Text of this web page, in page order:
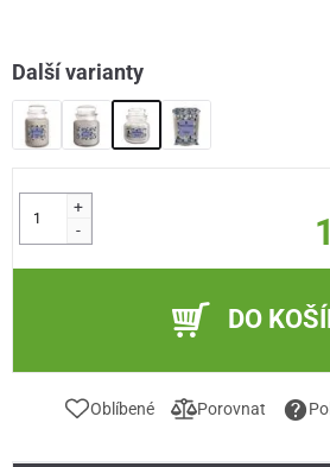
Další varianty
+
-
DO
Oblíbené Porovnat